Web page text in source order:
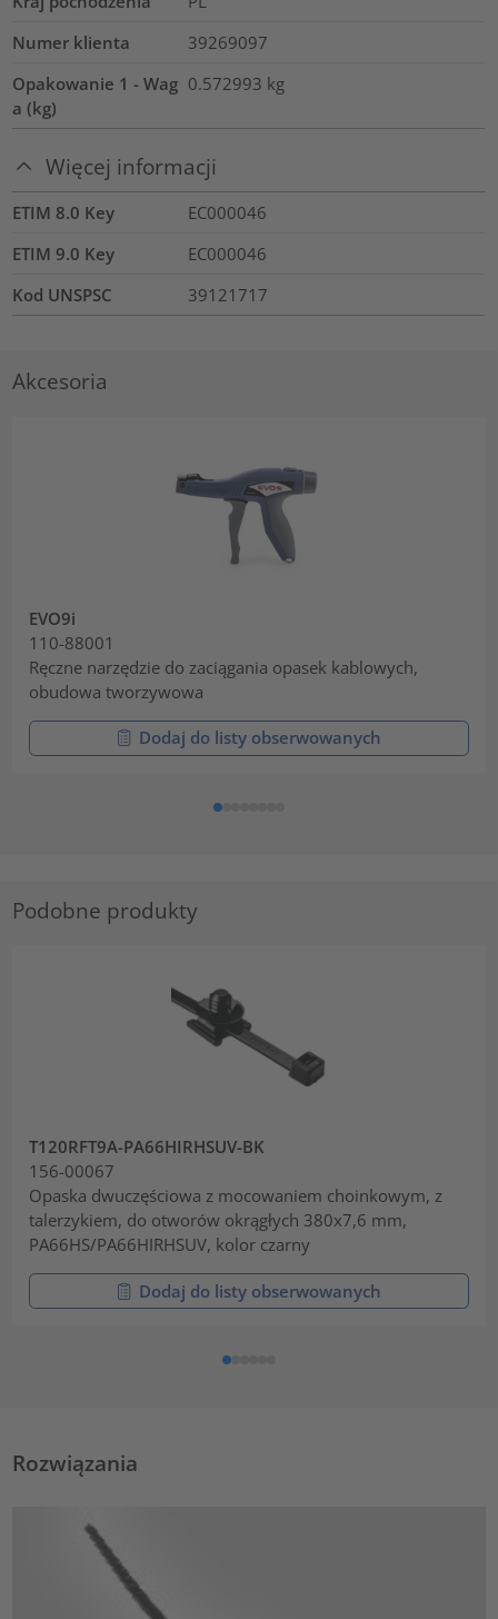
Numer klienta
39269097
Opakowanie 1 - Wag
a (kg)
0.572993 kg
Więcej informacji
ETIM 8.0 Key
EC000046
ETIM 9.0 Key
EC000046
Kod UNSPSC
39121717
Akcesoria
EVO9i
110-88001
Ręczne narzędzie do zaciągania opasek kablowych,
obudowa tworzywowa
Dodaj do listy obserwowanych
Podobne produkty
T120RFT9A-PA66HIRHSUV-BK
156-00067
Opaska dwuczęściowa z mocowaniem choinkowym, z
talerzykiem, do otworów okrągłych 380x7,6 mm,
PA66HS/PA66HIRHSUV, kolor czarny
Dodaj do listy obserwowanych
Rozwiązania